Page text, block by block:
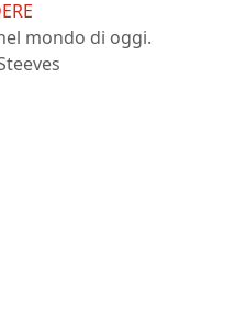
mondo di oggi.